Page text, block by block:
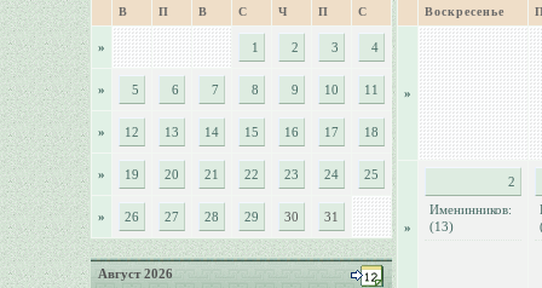
В П В С Ч П С
» 1 2 3 4
» 5 6 7 8 9 10 11
» 12 13 14 15 16 17 18
» 19 20 21 22 23 24 25
» 26 27 28 29 30 31
Август 2026
Воскресенье
»
»
2
Именинников:
(13)